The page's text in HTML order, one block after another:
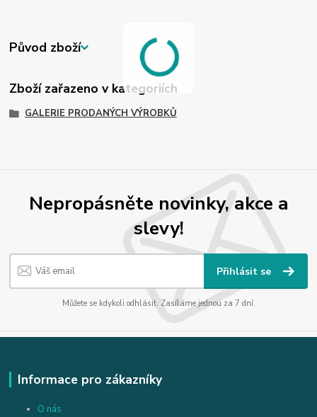
Původ zboží
Zboží zařazeno v kategoriích
GALERIE PRODANÝCH VÝROBKŮ
Nepropásněte novinky, akce a
slevy!
Přihlásit se
Můžete se kdykoli odhlásit. Zasíláme jednou za 7 dní.
Informace pro zákazníky
O nás